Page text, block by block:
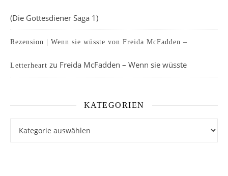
(Die Gottesdiener Saga 1)
Rezension | Wenn sie wüsste von Freida McFadden –
Letterheart zu Freida McFadden – Wenn sie wüsste
KATEGORIEN